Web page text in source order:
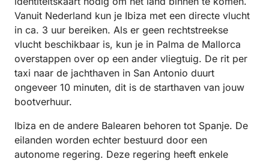
Vanuit Nederland kun je Ibiza met een directe vlucht
in ca. 3 uur bereiken. Als er geen rechtstreekse
vlucht beschikbaar is, kun je in Palma de Mallorca
overstappen over op een ander vliegtuig. De rit per
taxi naar de jachthaven in San Antonio duurt
ongeveer 10 minuten, dit is de starthaven van jouw
bootverhuur.
Ibiza en de andere Balearen behoren tot Spanje. De
eilanden worden echter bestuurd door een
autonome regering. Deze regering heeft enkele